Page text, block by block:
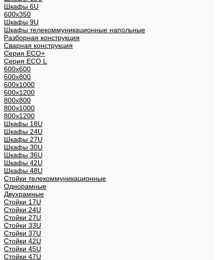
Шкафы 6U
600x350
Шкафы 9U
Шкафы телекоммуникационные напольные
Разборная конструкция
Сварная конструкция
Серия ECO+
Серия ECO L
600x600
600x800
600х1000
600х1200
800x800
800х1000
800х1200
Шкафы 18U
Шкафы 24U
Шкафы 27U
Шкафы 30U
Шкафы 36U
Шкафы 42U
Шкафы 48U
Стойки телекоммуникационные
Однорамные
Двухрамные
Стойки 17U
Стойки 24U
Стойки 27U
Стойки 33U
Стойки 37U
Стойки 42U
Стойки 45U
Стойки 47U